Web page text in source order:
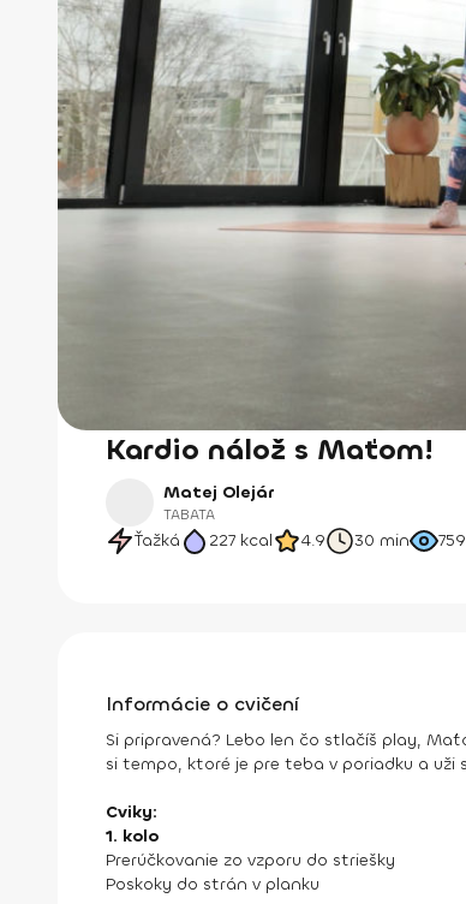
Kardio nálož s Maťom!
Matej Olejár
TABATA
Ťažká 227 kcal 4.9 30 min
Informácie o cvičení
Si pripravená? Lebo len čo stlačíš play,
si tempo, ktoré je pre teba v poriadku a
Cviky:
1. kolo
Prerúčkovanie zo vzporu do striešky
Poskoky do strán v planku